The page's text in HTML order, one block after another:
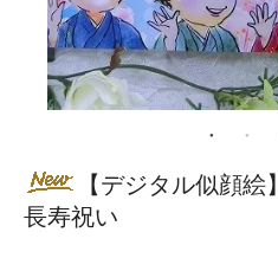
【デジタル似顔絵】
長寿祝い